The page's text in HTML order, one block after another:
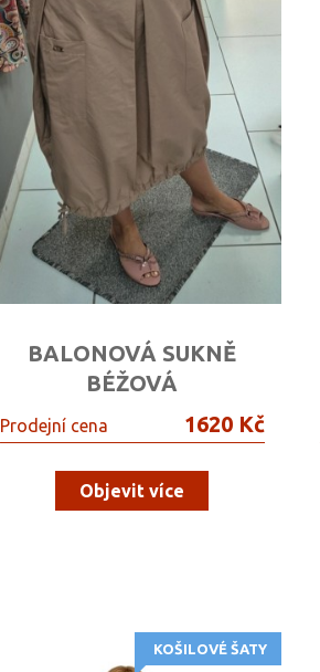
BALONOVÁ SUKNĚ
BÉŽOVÁ
Prodejní cena 1620 Kč
Objevit více
KOŠILOVÉ ŠATY